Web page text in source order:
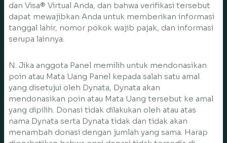
dan Visa® Virtual Anda, dan bahwa verifikasi tersebut
dapat mewajibkan Anda untuk memberikan informasi
tanggal lahir, nomor pokok wajib pajak, dan informasi
serupa lainnya.
N. Jika anggota Panel memilih untuk mendonasikan
poin atau Mata Uang Panel kepada salah satu amal
yang disetujui oleh Dynata, Dynata akan
mendonasikan poin atau Mata Uang tersebut ke amal
yang dipilih. Donasi tidak dilakukan oleh atau atas
nama Dynata serta Dynata tidak dan tidak akan
menambah donasi dengan jumlah yang sama. Harap